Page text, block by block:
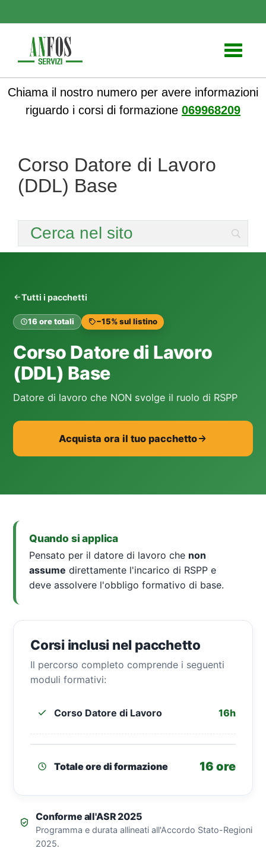
Toggle
Chiama il nostro numero per avere informazioni
riguardo i corsi di formazione 069968209
Corso Datore di Lavoro
(DDL) Base